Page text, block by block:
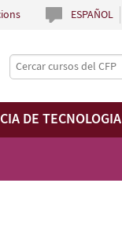
ESPAÑOL
DE TECNOLOGIA